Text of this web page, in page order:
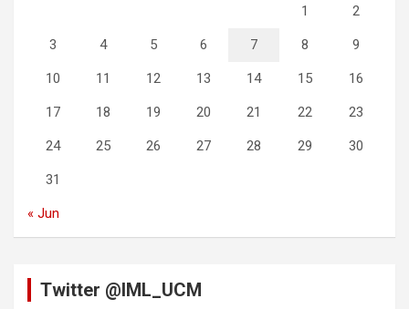
1 2
3 4 5 6 7 8 9
10 11 12 13 14 15 16
17 18 19 20 21 22 23
24 25 26 27 28 29 30
31
« Jun
Twitter @IML_UCM